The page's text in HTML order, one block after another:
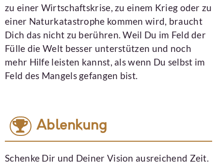
zu einer Wirtschaftskrise, zu einem Krieg oder zu
einer Naturkatastrophe kommen wird, braucht
Dich das nicht zu berühren. Weil Du im Feld der
Fülle die Welt besser unterstützen und noch
mehr Hilfe leisten kannst, als wenn Du selbst im
Feld des Mangels gefangen bist.
Ablenkung
Schenke Dir und Deiner Vision ausreichend Zeit.